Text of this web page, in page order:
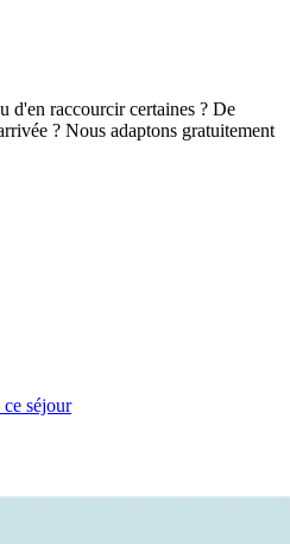
d'en raccourcir certaines ? De
? Nous adaptons gratuitement
ce séjour